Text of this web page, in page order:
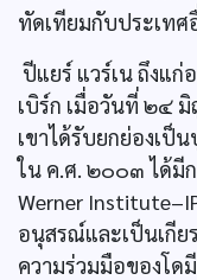
ทัดเทียมกับประเทศ
ปีแยร์ แวร์เน ถึงแ
เบิร์ก เมื่อวันที่ ๒๔
เขาได้รับยกย่องเป็
ใน ค.ศ. ๒๐๐๓ ได้มี
Werner
อนุสรณ์และเป็นเกีย
ความร่วมมือของโด